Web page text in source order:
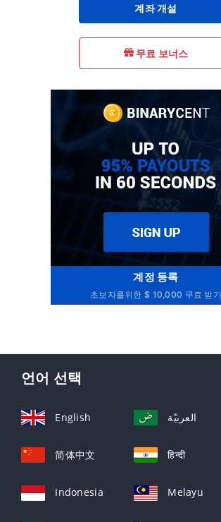
계좌 개설
무료 보너스
계정 등록
초보자를위한 $ 10,000 무료 받기
언어 선택
English العربيّة
简体中文 हिन्दी
Indonesia Melayu